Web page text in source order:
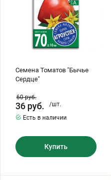
Семена Томатов "Бычье
Сердце"
60руб.
36 руб.
/шт.
Есть в наличии
Купить